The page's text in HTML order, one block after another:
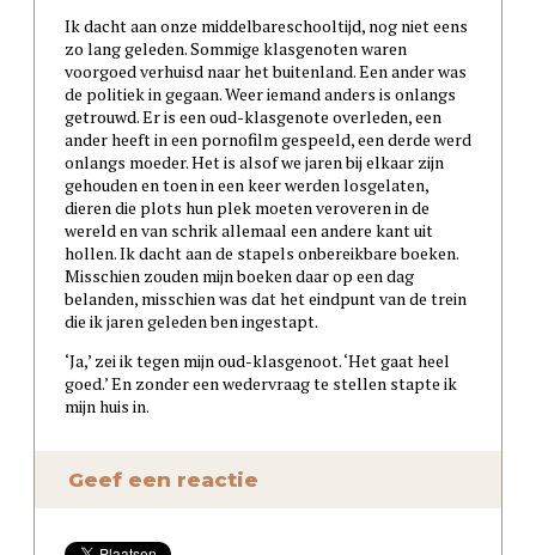
Ik dacht aan onze middelbareschooltijd, nog niet eens
zo lang geleden. Sommige klasgenoten waren
voorgoed verhuisd naar het buitenland. Een ander was
de politiek in gegaan. Weer iemand anders is onlangs
getrouwd. Er is een oud-klasgenote overleden, een
ander heeft in een pornofilm gespeeld, een derde werd
onlangs moeder. Het is alsof we jaren bij elkaar zijn
gehouden en toen in een keer werden losgelaten,
dieren die plots hun plek moeten veroveren in de
wereld en van schrik allemaal een andere kant uit
hollen. Ik dacht aan de stapels onbereikbare boeken.
Misschien zouden mijn boeken daar op een dag
belanden, misschien was dat het eindpunt van de trein
die ik jaren geleden ben ingestapt.
‘Ja,’ zei ik tegen mijn oud-klasgenoot. ‘Het gaat heel
goed.’ En zonder een wedervraag te stellen stapte ik
mijn huis in.
Geef een reactie